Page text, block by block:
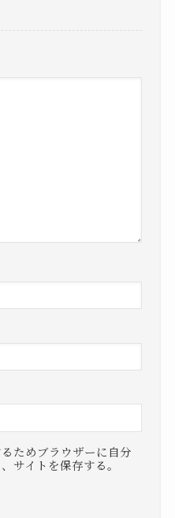
ためブラウザーに自分
サイトを保存する。